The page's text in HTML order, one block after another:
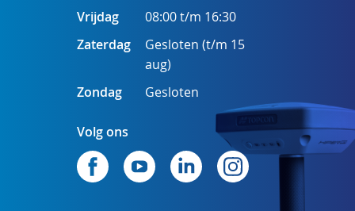
Vrijdag
08:00 t/m 16:30
Zaterdag
Gesloten (t/m 15
aug)
Zondag
Gesloten
Volg ons